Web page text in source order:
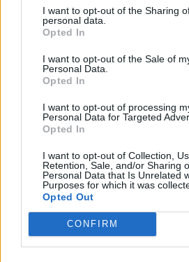
I want to opt-out of the Sharing
personal data.
Opted In
I want to opt-out of the Sale of
Personal Data.
Opted In
I want to opt-out of processing
Personal Data for Targeted
Opted In
I want to opt-out of Collection,
Retention, Sale, and/or Sharing
Personal Data that Is Unrelated
Purposes for which it was
Opted Out
CONFIRM
Capricorne
Vous êtes enclin à faire preuve
détermination dans vos projets
journée favorable pour avancer
importants ou pour prendre des
structurantes. Faites attention à
envahir par le stress ou la
pourrait surgir pour renforcer
concrétiser un objectif de longue
de prendre du temps pour vous
profondément.